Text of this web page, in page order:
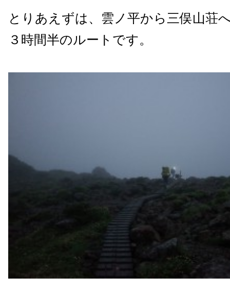
とりあえずは、雲ノ平から三俣山荘
３時間半のルートです。